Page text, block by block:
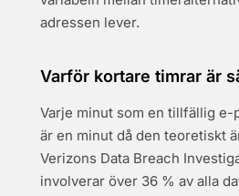
adressen lever.
Varför kortare timrar är
Varje minut som en tillfällig
är en minut då den teoretiskt
Verizons Data Breach
involverar över 36 % av alla